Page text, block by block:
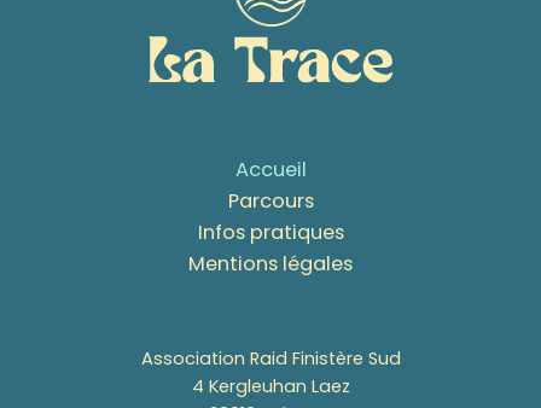
Accueil
Parcours
Infos pratiques
Mentions légales
Association Raid Finistère Sud
4 Kergleuhan Laez